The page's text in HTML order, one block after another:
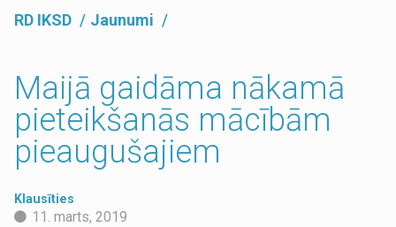
RD IKSD Jaunumi
Maijā gaidāma nākamā
pieteikšanās mācībām
pieaugušajiem
Klausīties
11. marts, 2019